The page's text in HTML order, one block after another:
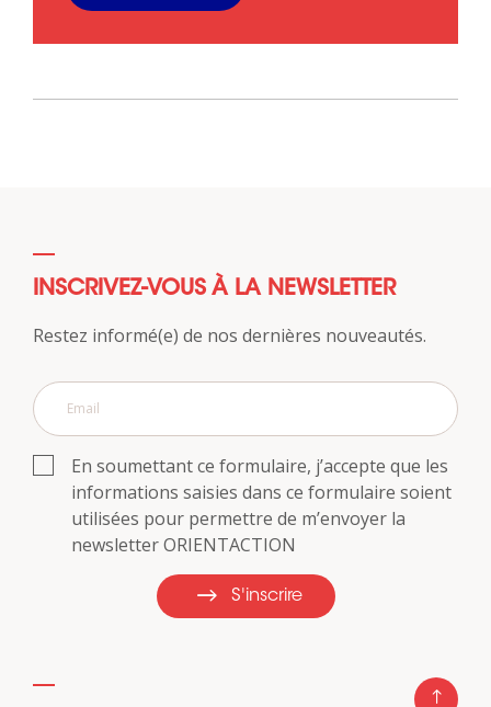
INSCRIVEZ-VOUS À LA NEWSLETTER
Restez informé(e) de nos dernières nouveautés.
En soumettant ce formulaire, j’accepte que les
informations saisies dans ce formulaire soient
utilisées pour permettre de m’envoyer la
newsletter ORIENTACTION
S'inscrire